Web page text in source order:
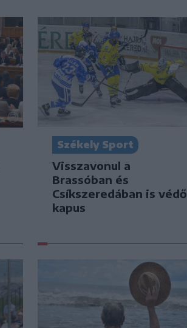
Székely Sport
Visszavonul a
Brassóban és
Csíkszeredában is védő
kapus